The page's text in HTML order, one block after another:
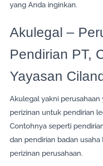
yang Anda inginkan.
Akulegal –
Pendirian PT,
Yayasan
Akulegal yakni
perizinan untuk pendirian
Contohnya seperti
dan pendirian badan
perizinan perusahaan.